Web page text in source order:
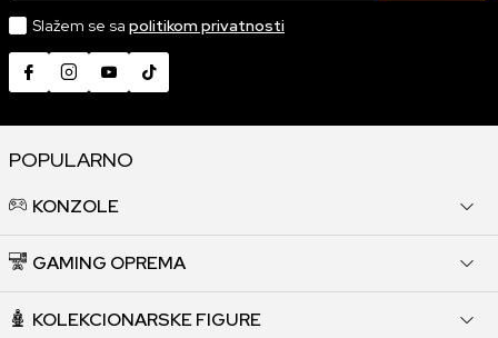
Slažem se sa politikom privatnosti
POPULARNO
KONZOLE
GAMING OPREMA
KOLEKCIONARSKE FIGURE